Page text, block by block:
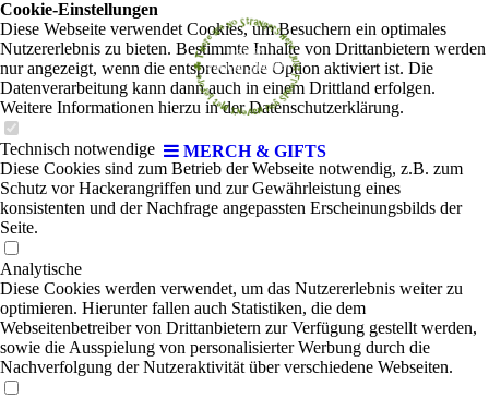
MERCH & GIFTS
Cookie-Einstellungen
Diese Webseite verwendet Cookies, um Besuchern ein optimales
Nutzererlebnis zu bieten. Bestimmte Inhalte von Drittanbietern werden
nur angezeigt, wenn die entsprechende Option aktiviert ist. Die
Datenverarbeitung kann dann auch in einem Drittland erfolgen.
Weitere Informationen hierzu in der Datenschutzerklärung.
Technisch notwendige
Diese Cookies sind zum Betrieb der Webseite notwendig, z.B. zum
Schutz vor Hackerangriffen und zur Gewährleistung eines
konsistenten und der Nachfrage angepassten Erscheinungsbilds der
Seite.
Analytische
Diese Cookies werden verwendet, um das Nutzererlebnis weiter zu
optimieren. Hierunter fallen auch Statistiken, die dem
Webseitenbetreiber von Drittanbietern zur Verfügung gestellt werden,
sowie die Ausspielung von personalisierter Werbung durch die
Nachverfolgung der Nutzeraktivität über verschiedene Webseiten.